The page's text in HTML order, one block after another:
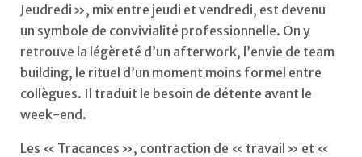
Jeudredi », mix entre jeudi et vendredi, est devenu
un symbole de convivialité professionnelle. On y
retrouve la légèreté d’un afterwork, l’envie de team
building, le rituel d’un moment moins formel entre
collègues. Il traduit le besoin de détente avant le
week-end.
Les « Tracances », contraction de « travail » et «